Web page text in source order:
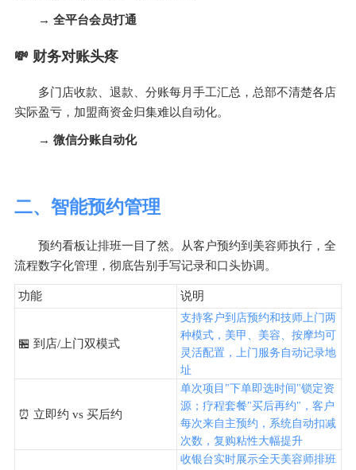
→ 全平台会员打通
💸 财务对账头疼
多门店收款、退款、分账每月手工汇总，总部不清楚各店
实际盈亏，加盟商资金归集难以自动化。
→ 微信分账自动化
二、智能预约管理
预约看板让排班一目了然。从客户预约到美容师执行，全
流程数字化管理，彻底告别手写记录和口头协调。
功能 说明
🏪 到店/上门双模式
支持客户到店预约和技师上门两
种模式，美甲、美容、按摩均可
灵活配置，上门服务自动记录地
址
⏰ 立即约 vs 买后约
单次项目"下单即选时间"锁定资
源；疗程套餐"买后再约"，客户
每次来自主预约，系统自动扣减
次数，复购粘性大幅提升
收银台实时展示全天美容师排班